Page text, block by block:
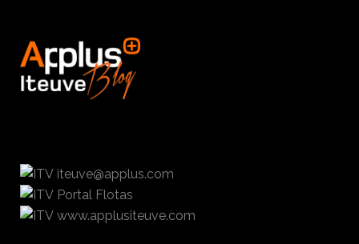
iteuve@applus.com
Portal Flotas
www.applusiteuve.com